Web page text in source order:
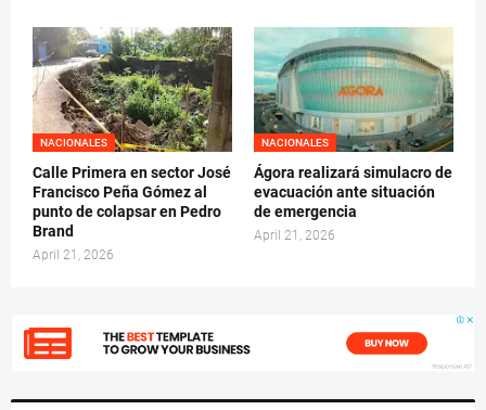
NACIONALES
Calle Primera en sector José
Francisco Peña Gómez al
punto de colapsar en Pedro
Brand
April 21, 2026
NACIONALES
Ágora realizará simulacro de
evacuación ante situación
de emergencia
April 21, 2026